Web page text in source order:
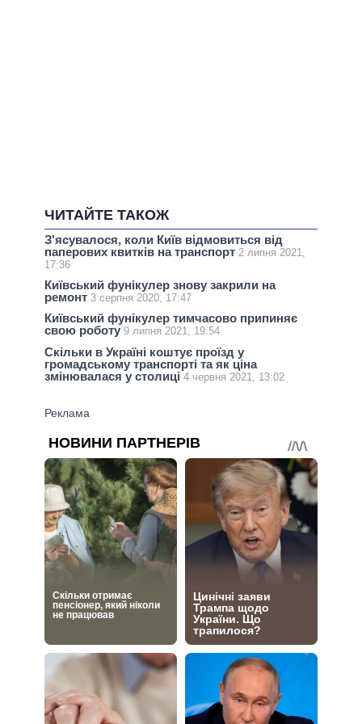
ЧИТАЙТЕ ТАКОЖ
З'ясувалося, коли Київ відмовиться від
паперових квитків на транспорт 2 липня 2021,
17:36
Київський фунікулер знову закрили на
ремонт 3 серпня 2020, 17:47
Київський фунікулер тимчасово припиняє
свою роботу 9 липня 2021, 19:54
Скільки в Україні коштує проїзд у
громадському транспорті та як ціна
змінювалася у столиці 4 червня 2021, 13:02